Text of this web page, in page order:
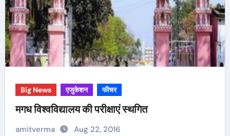
Big News एजुकेशन फीचर
मगध विश्वविद्यालय की परीक्षाएं स्थगित
amitverma Aug 22, 2016